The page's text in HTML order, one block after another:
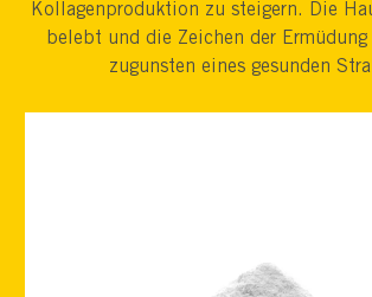
Kollagenproduktion zu steigern. Die
belebt und die Zeichen der Ermüdung
zugunsten eines gesunden